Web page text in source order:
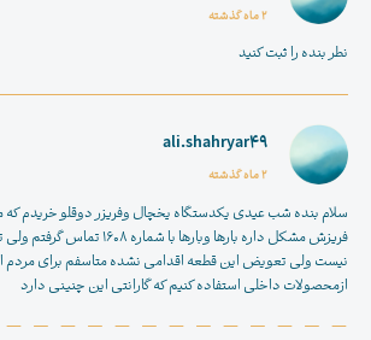
2 ماه گذشته
نطر بنده را ثبت کنید
ali.shahryar49
2 ماه گذشته
سلام بنده شب عیدی یکدستگاه یخچال وفریزر دوقلو خریدم
فریزش مشکل داره بارها وبارها با
نیست ولی تعویض این قطعه اقدامی نشده متاسفم برای مردم
ازمحصولات داخلی استفاده کنیم که گارانتی این چنینی دارد